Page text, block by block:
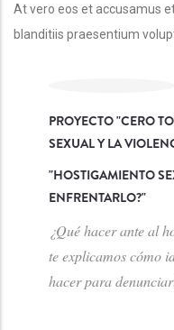
At vero eos et accusamus
blanditiis praesentium
PROYECTO "CERO
SEXUAL Y LA
HOSTIGAMIENTO